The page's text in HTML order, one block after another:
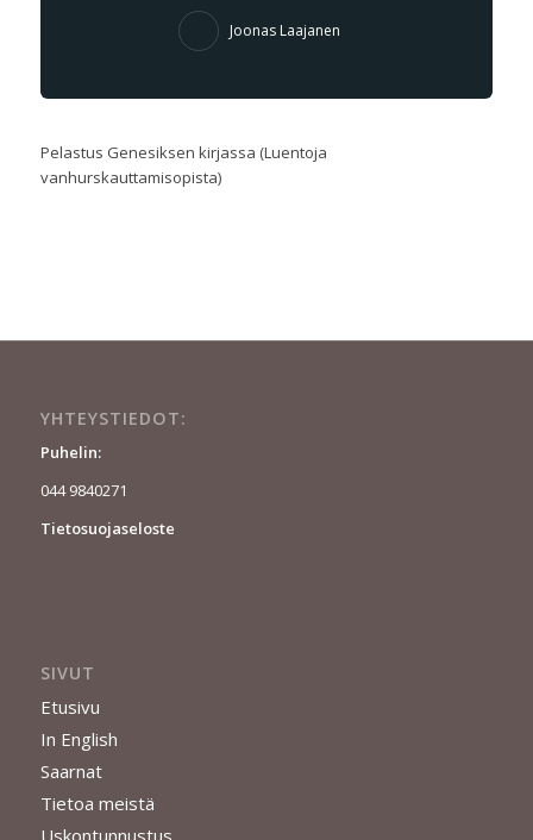
Joonas Laajanen
Pelastus Genesiksen kirjassa (Luentoja
vanhurskauttamisopista)
YHTEYSTIEDOT:
Puhelin:
044 9840271
Tietosuojaseloste
SIVUT
Etusivu
In English
Saarnat
Tietoa meistä